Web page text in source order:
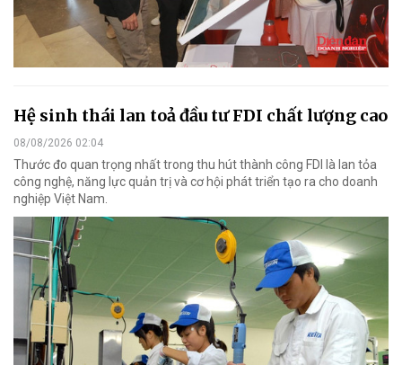
Hệ sinh thái lan toả đầu tư FDI chất lượng cao
08/08/2026 02:04
Thước đo quan trọng nhất trong thu hút thành công FDI là lan tỏa
công nghệ, năng lực quản trị và cơ hội phát triển tạo ra cho doanh
nghiệp Việt Nam.